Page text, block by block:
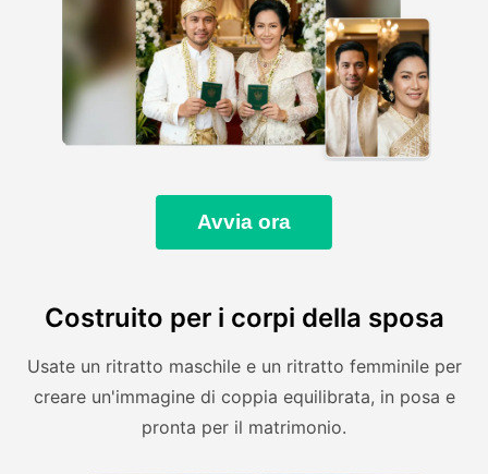
Avvia ora
Costruito per i corpi della sposa
Usate un ritratto maschile e un ritratto femminile per
creare un'immagine di coppia equilibrata, in posa e
pronta per il matrimonio.